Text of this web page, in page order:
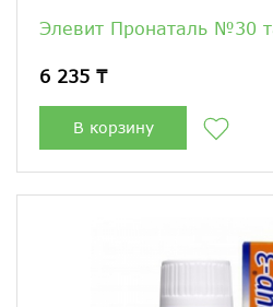
Элевит Пронаталь №30
6 235 ₸
В корзину